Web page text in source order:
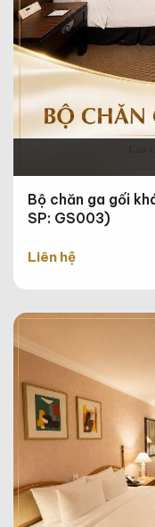
Bộ chăn ga gối
SP: GS003)
Liên hệ